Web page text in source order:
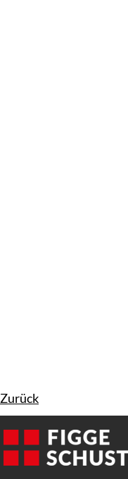
Zurück